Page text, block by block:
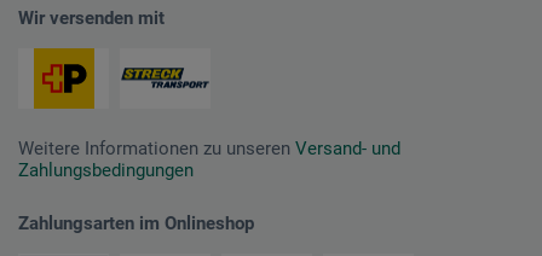
Wir versenden mit
Weitere Informationen zu unseren Versand- und
Zahlungsbedingungen
Zahlungsarten im Onlineshop